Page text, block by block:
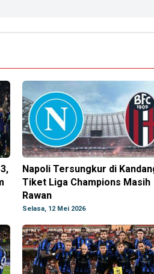
Napoli Tersungkur di
Tiket Liga Champions Masih
Rawan
Selasa, 12 Mei 2026